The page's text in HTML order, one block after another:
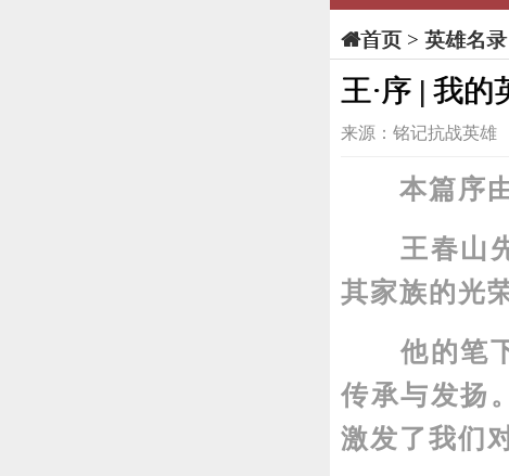
首页> 英雄名录
王·序 | 我
来源：铭记抗战英雄
本篇序由
王春山先
其家族的光
他的笔下
传承与发扬
激发了我们